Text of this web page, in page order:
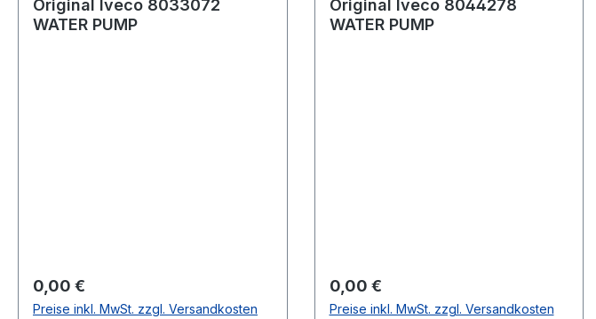
Original Iveco 8033072
WATER PUMP
Regulärer Preis:
0,00 €
Preise inkl. MwSt. zzgl. Versandkosten
Original Iveco 8044278
WATER PUMP
Regulärer Preis:
0,00 €
Preise inkl. MwSt. zzgl. Versandkosten